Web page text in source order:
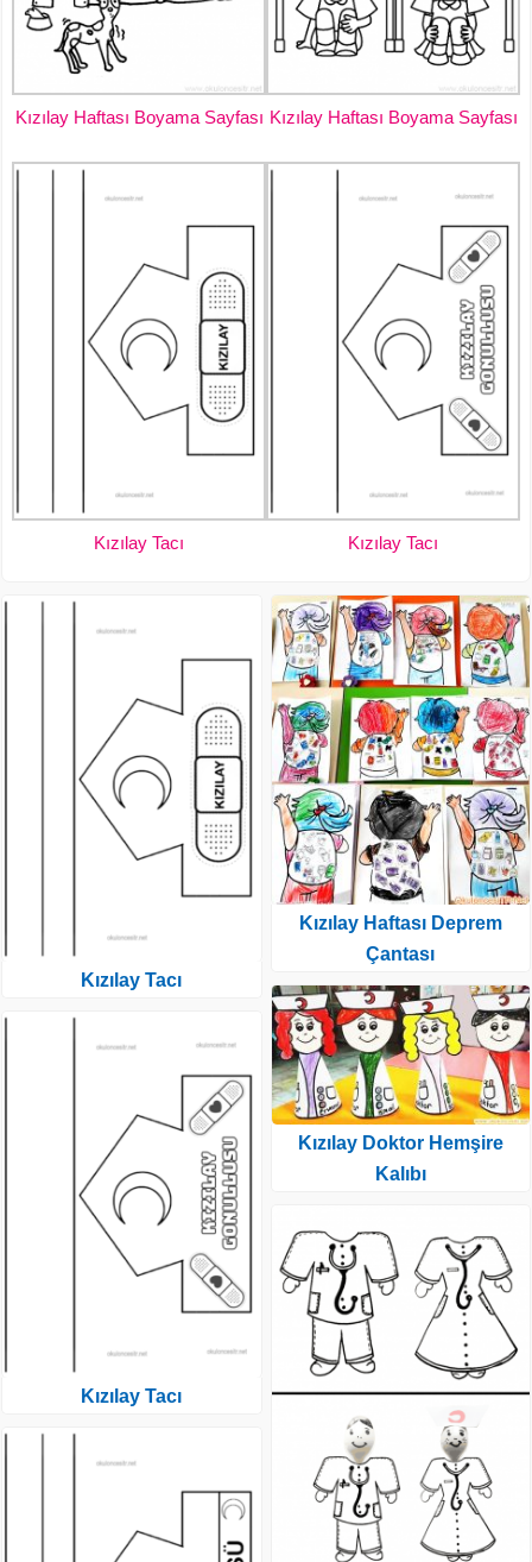
Kızılay Haftası Boyama Sayfası Kızılay Haftası Boyama Sayfası
Kızılay Tacı Kızılay Tacı
Kızılay Tacı
Kızılay Tacı
Kızılay Haftası Deprem
Çantası
Kızılay Doktor Hemşire
Kalıbı